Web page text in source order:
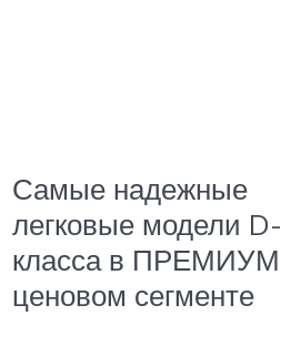
Самые надежные
легковые модели D-
класса в ПРЕМИУМ
ценовом сегменте